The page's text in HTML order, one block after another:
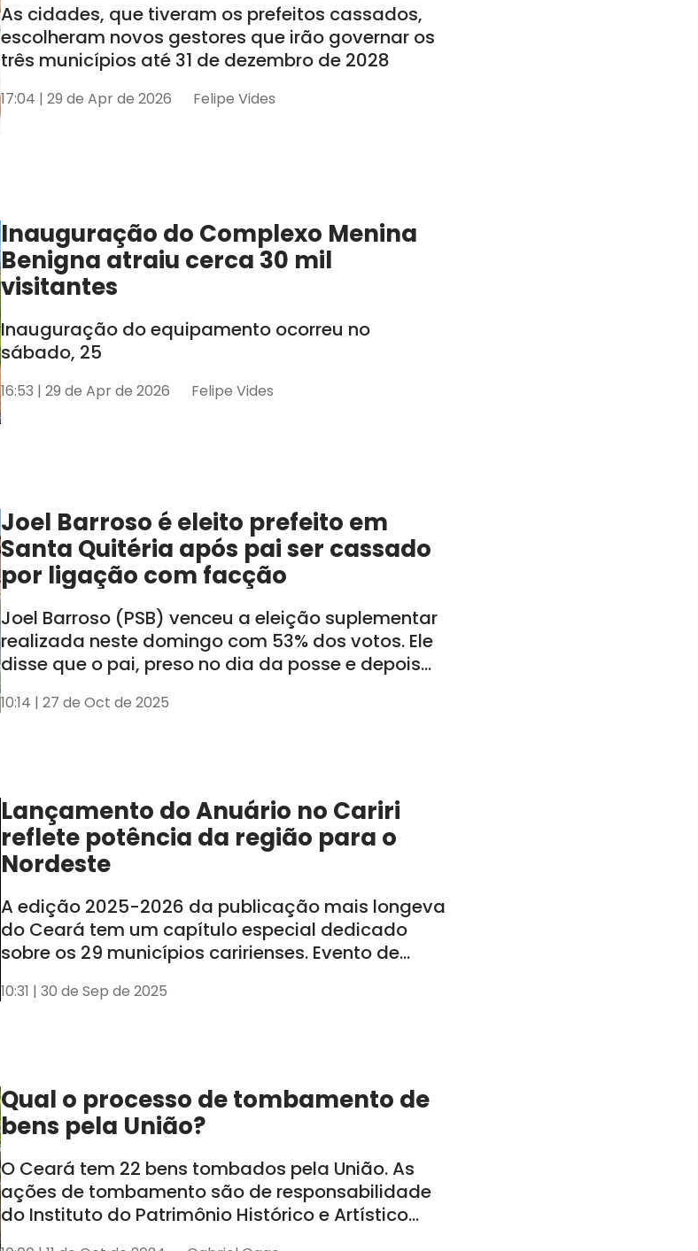
As cidades, que tiveram os prefeitos cassados,
escolheram novos gestores que irão governar os
três municípios até 31 de dezembro de 2028
17:04 | 29 de Apr de 2026 Felipe Vides
Inauguração do Complexo Menina
Benigna atraiu cerca 30 mil
visitantes
Inauguração do equipamento ocorreu no
sábado, 25
16:53 | 29 de Apr de 2026 Felipe Vides
Joel Barroso é eleito prefeito em
Santa Quitéria após pai ser cassado
por ligação com facção
Joel Barroso (PSB) venceu a eleição suplementar
realizada neste domingo com 53% dos votos. Ele
disse que o pai, preso no dia da posse e depois
10:14 | 27 de Oct de 2025
Lançamento do Anuário no Cariri
reflete potência da região para o
Nordeste
A edição 2025-2026 da publicação mais longeva
do Ceará tem um capítulo especial dedicado
sobre os 29 municípios caririenses. Evento de
em Juazeiro do Norte
10:31 | 30 de Sep de 2025
Qual o processo de tombamento de
bens pela União?
O Ceará tem 22 bens tombados pela União. As
ações de tombamento são de responsabilidade
do Instituto do Patrimônio Histórico e Artístico